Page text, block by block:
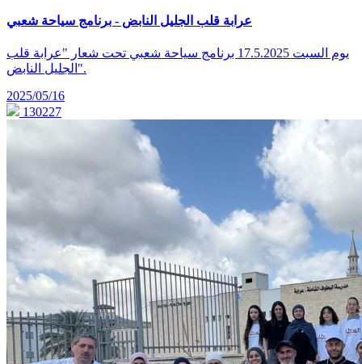
عرابة قلب الجليل النابض - برنامج سياحة شعبي
يوم السبت 17.5.2025 برنامج سياحة شعبي تحت شعار "عرابة قلب
الجليل النابض".
2025/05/16
130227